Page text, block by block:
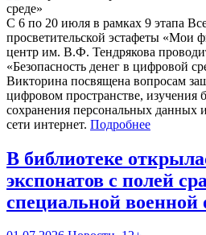
С 6 по 20 июля в рамках 9 этапа
просветительской эстафеты
центр им. В.Ф. Тендрякова
«Безопасность денег в цифровой
Викторина посвящена вопросам
цифровом пространстве, изучения
сохранения персональных данных
сети интернет. Подробнее
В библиотеке
экспонатов с полей
специальной военной